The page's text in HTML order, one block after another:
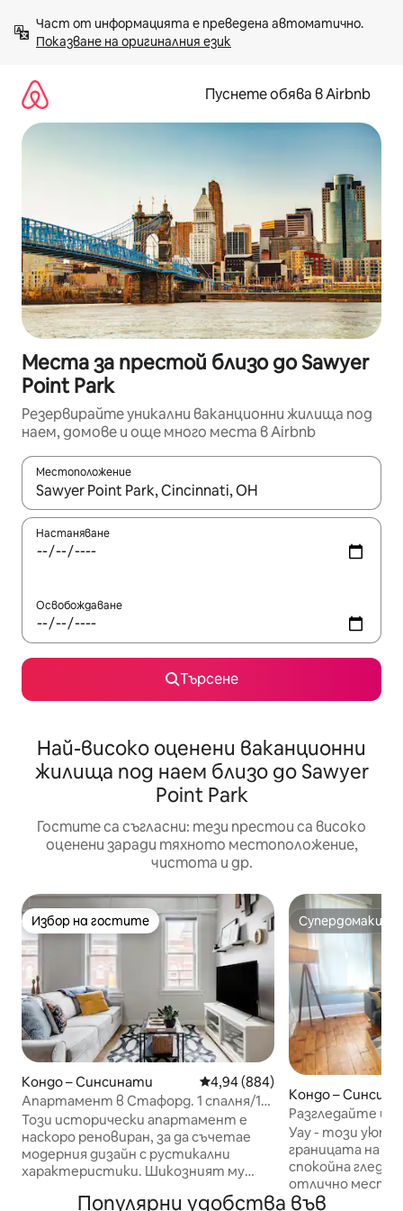
към
съдържанието
Показване на оригиналния език
Пуснете обява в Airbnb
Места за престой близо до Sawyer
Point Park
Резервирайте уникални ваканционни жилища под
наем, домове и още много места в Airbnb
Местоположение
Когато резултатите се покажат, използвайте
Настаняване
Освобождаване
Търсене
Най-високо оценени ваканционни
жилища под наем близо до Sawyer
Point Park
Гостите са съгласни: тези престои са високо
оценени заради тяхното местоположение,
чистота и др.
Избор на гостите
Избор на гостите
Кондо – Синсинати Средна оценка: 4,94 от 5, 884
4,94 (884)
Апартамент в Стафорд. 1 спалня/1
баня. Несравнимо местоположение
Този исторически апартамент е
наскоро реновиран, за да съчетае
модерния дизайн с рустикални
характеристики. Шикозният му
откритите тухли, кварцови
Супердомакин
Супердомакин
Кондо –
Разгледайте
изглед към
Уау - този
границата на
спокойна
отлично
Популярни удобства във